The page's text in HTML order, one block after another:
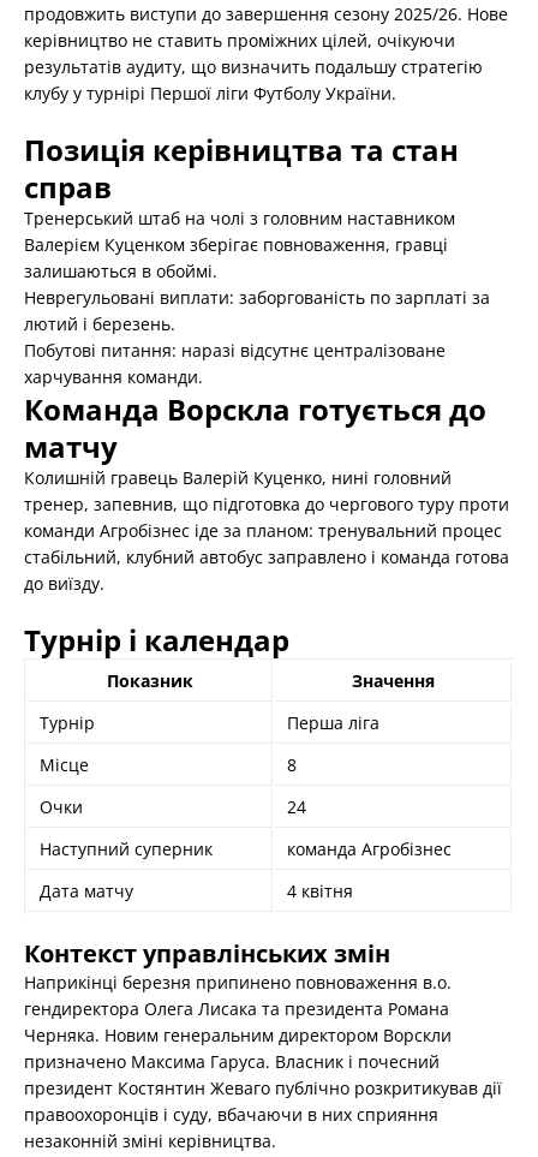
продовжить виступи до завершення сезону 2025/26. Нове
керівництво не ставить проміжних цілей, очікуючи
результатів аудиту, що визначить подальшу стратегію
клубу у турнірі Першої ліги Футболу України.
Позиція керівництва та стан
справ
Тренерський штаб на чолі з головним наставником
Валерієм Куценком зберігає повноваження, гравці
залишаються в обоймі.
Неврегульовані виплати: заборгованість по зарплаті за
лютий і березень.
Побутові питання: наразі відсутнє централізоване
харчування команди.
Команда Ворскла готується до
матчу
Колишній гравець Валерій Куценко, нині головний
тренер, запевнив, що підготовка до чергового туру проти
команди Агробізнес іде за планом: тренувальний процес
стабільний, клубний автобус заправлено і команда готова
до виїзду.
Турнір і календар
Показник
Значення
Турнір
Перша ліга
Місце
8
Очки
24
Наступний суперник
команда Агробізнес
Дата матчу
4 квітня
Контекст управлінських змін
Наприкінці березня припинено повноваження в.о.
гендиректора Олега Лисака та президента Романа
Черняка. Новим генеральним директором Ворскли
призначено Максима Гаруса. Власник і почесний
президент Костянтин Жеваго публічно розкритикував дії
правоохоронців і суду, вбачаючи в них сприяння
незаконній зміні керівництва.